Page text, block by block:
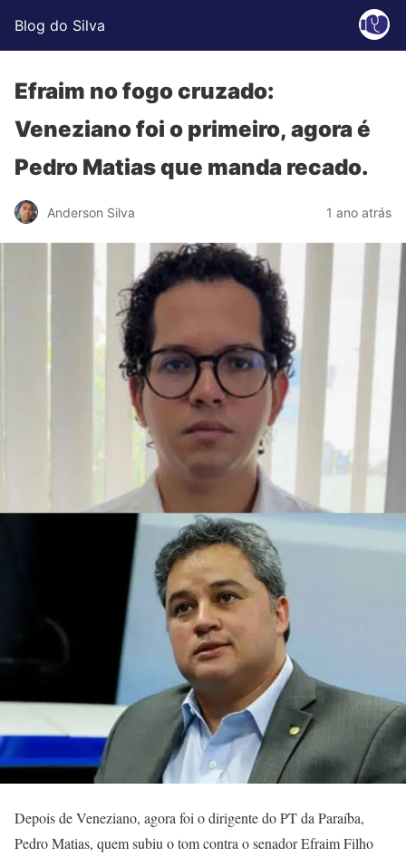
Blog do Silva
Efraim no fogo cruzado:
Veneziano foi o primeiro, agora é
Pedro Matias que manda recado.
Anderson Silva 1 ano atrás
Depois de Veneziano, agora foi o dirigente do PT da Paraíba,
Pedro Matias, quem subiu o tom contra o senador Efraim Filho